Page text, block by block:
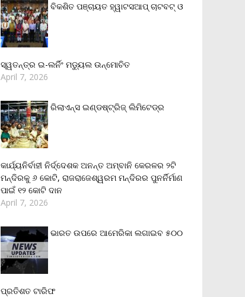
ବିକଶିତ ପଞ୍ଚାୟତ ହ୍ୱାଟସଆପ୍ ଚାଟବଟ୍ ଓ
ସ୍ୱତନ୍ତ୍ର ଇ-ଲର୍ନିଂ ମଡ୍ୟୁଲ ଉନ୍ମୋଚିତ
April 7, 2026
ରିଲାଏନ୍‌ସ ଇଣ୍ଡଷ୍ଟ୍ରିଜ୍ ଲିମିଟେଡ୍‌ର
କାର୍ଯ୍ୟନିର୍ବାହୀ ନିର୍ଦ୍ଦେଶକ ଅନନ୍ତ ଅମ୍ବାନି କେରଳର ୨ଟି
ମନ୍ଦିରକୁ ୬ କୋଟି, ରାଜରାଜେଶ୍ୱରମ ମନ୍ଦିରର ପୁନର୍ନିର୍ମାଣ
ପାଇଁ ୧୨ କୋଟି ଦାନ
April 7, 2026
ଭାରତ ଉପରେ ଆମେରିକା ଲଗାଇବ ୫୦୦
ପ୍ରତିଶତ ଟାରିଫ